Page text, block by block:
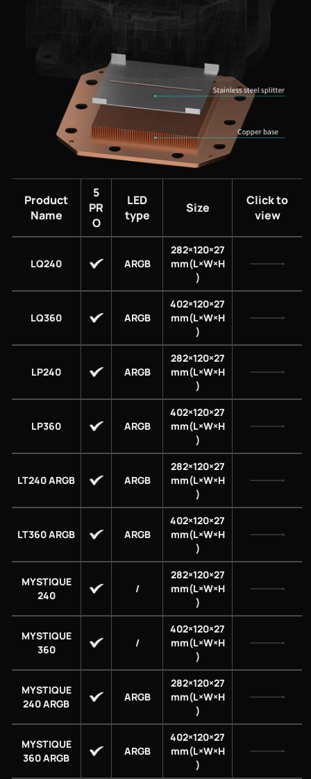
Product
Name
5
PR
O
LED
type
Size
Click to
view
LQ240 ARGB
282×120×27
mm(L×W×H
)
LQ360 ARGB
402×120×27
mm(L×W×H
)
LP240 ARGB
282×120×27
mm(L×W×H
)
LP360 ARGB
402×120×27
mm(L×W×H
)
LT240 ARGB ARGB
282×120×27
mm(L×W×H
)
LT360 ARGB ARGB
402×120×27
mm(L×W×H
)
MYSTIQUE
240
/
282×120×27
mm(L×W×H
)
MYSTIQUE
360
/
402×120×27
mm(L×W×H
)
MYSTIQUE
240 ARGB
ARGB
282×120×27
mm(L×W×H
)
MYSTIQUE
360 ARGB
ARGB
402×120×27
mm(L×W×H
)